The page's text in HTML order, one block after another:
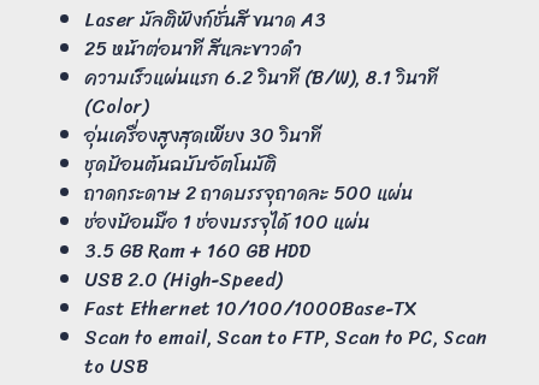
Laser มัลติฟังก์ชั่นสี ขนาด A3
25 หน้าต่อนาที สีและขาวดำ
ความเร็วแผ่นแรก 6.2 วินาที (B/W), 8.1 วินาที
(Color)
อุ่นเครื่องสูงสุดเพียง 30 วินาที
ชุดป้อนต้นฉบับอัตโนมัติ
ถาดกระดาษ 2 ถาดบรรจุถาดละ 500 แผ่น
ช่องป้อนมือ 1 ช่องบรรจุได้ 100 แผ่น
3.5 GB Ram + 160 GB HDD
USB 2.0 (High-Speed)
Fast Ethernet 10/100/1000Base-TX
Scan to email, Scan to FTP, Scan to PC, Scan
to USB